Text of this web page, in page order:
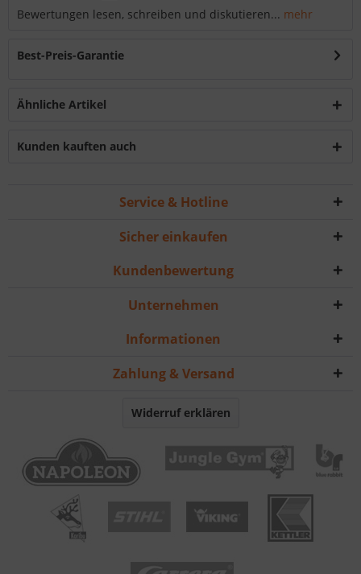
Bewertungen lesen, schreiben und diskutieren... mehr
Best-Preis-Garantie
Ähnliche Artikel
Kunden kauften auch
Service & Hotline
Sicher einkaufen
Kundenbewertung
Unternehmen
Informationen
Zahlung & Versand
Widerruf erklären